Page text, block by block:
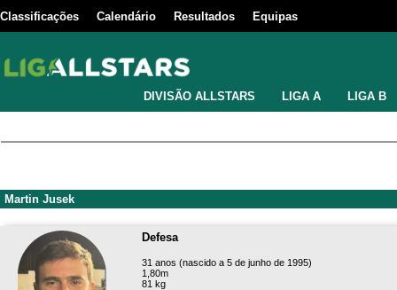
Classificações Calendário Resultados Equipas
DIVISÃO ALLSTARS LIGA A LIGA B
Martin Jusek
Defesa
31 anos (nascido a 5 de junho de 1995)
1,80m
81 kg